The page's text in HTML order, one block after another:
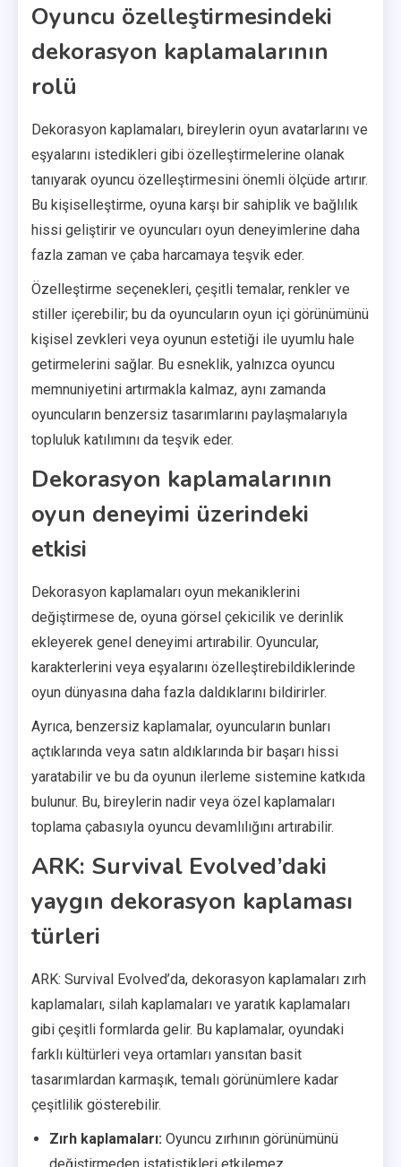
Oyuncu özelleştirmesindeki
dekorasyon kaplamalarının
rolü
Dekorasyon kaplamaları, bireylerin oyun avatarlarını ve
eşyalarını istedikleri gibi özelleştirmelerine olanak
tanıyarak oyuncu özelleştirmesini önemli ölçüde artırır.
Bu kişiselleştirme, oyuna karşı bir sahiplik ve bağlılık
hissi geliştirir ve oyuncuları oyun deneyimlerine daha
fazla zaman ve çaba harcamaya teşvik eder.
Özelleştirme seçenekleri, çeşitli temalar, renkler ve
stiller içerebilir; bu da oyuncuların oyun içi görünümünü
kişisel zevkleri veya oyunun estetiği ile uyumlu hale
getirmelerini sağlar. Bu esneklik, yalnızca oyuncu
memnuniyetini artırmakla kalmaz, aynı zamanda
oyuncuların benzersiz tasarımlarını paylaşmalarıyla
topluluk katılımını da teşvik eder.
Dekorasyon kaplamalarının
oyun deneyimi üzerindeki
etkisi
Dekorasyon kaplamaları oyun mekaniklerini
değiştirmese de, oyuna görsel çekicilik ve derinlik
ekleyerek genel deneyimi artırabilir. Oyuncular,
karakterlerini veya eşyalarını özelleştirebildiklerinde
oyun dünyasına daha fazla daldıklarını bildirirler.
Ayrıca, benzersiz kaplamalar, oyuncuların bunları
açtıklarında veya satın aldıklarında bir başarı hissi
yaratabilir ve bu da oyunun ilerleme sistemine katkıda
bulunur. Bu, bireylerin nadir veya özel kaplamaları
toplama çabasıyla oyuncu devamlılığını artırabilir.
ARK: Survival Evolved’daki
yaygın dekorasyon kaplaması
türleri
ARK: Survival Evolved’da, dekorasyon kaplamaları zırh
kaplamaları, silah kaplamaları ve yaratık kaplamaları
gibi çeşitli formlarda gelir. Bu kaplamalar, oyundaki
farklı kültürleri veya ortamları yansıtan basit
tasarımlardan karmaşık, temalı görünümlere kadar
çeşitlilik gösterebilir.
Zırh kaplamaları: Oyuncu zırhının görünümünü